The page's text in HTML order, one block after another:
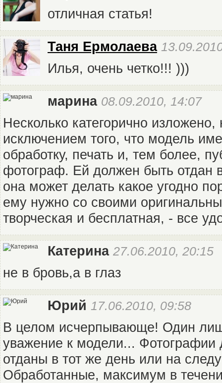
отличная статья!
Таня Ермолаева
Илья, очень четко!!! )))
марина 08.09.2010, 14:07
Несколько категорично
исключением того, что модель
обработку, печать и, тем более,
фотограф. Ей должен быть отдан
она может делать какое угодно
ему нужно со своими
творческая и бесплатная, - все
Катерина 27.06.2010, 20:15
не в бровь,а в глаз
Юрий 17.06.2010, 09:58
В целом исчерпывающе! Один лиш
уважение к модели... Фотографии
отданы в тот же день или на
Обработанные, максимум в